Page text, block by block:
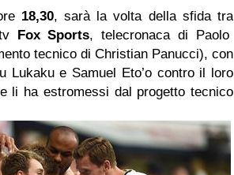
18,30, sarà la volta della sfida tra
Fox Sports, telecronaca di Paolo
tecnico di Christian Panucci), con
Lukaku e Samuel Eto’o contro il loro
li ha estromessi dal progetto tecnico